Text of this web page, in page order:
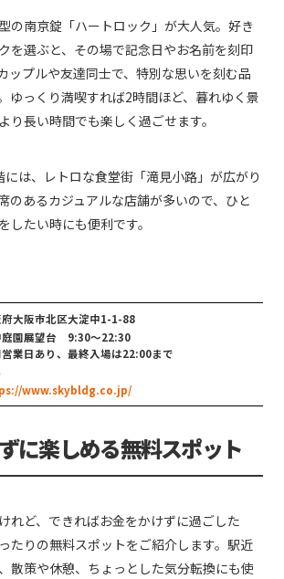
の南京錠「ハートロック」が大人気。好き
を選ぶと、その場で記念日やお名前を刻印
ップルや友達同士で、特別な思いを刻む品
ゆっくり満喫すれば2時間ほど、暮れゆく景
り長い時間でも楽しく過ごせます。
には、レトロな食堂街「滝見小路」が広がり
のあるカジュアルな店舗が多いので、ひと
したい時にも便利です。
大阪市北区大淀中1-1-88
庭園展望台 9:30～22:30
業日あり、最終入場は22:00まで
www.skybldg.co.jp/
に楽しめる無料スポット
れど、できればお金をかけずに過ごした
たりの無料スポットをご紹介します。駅近
散策や休憩、ちょっとした気分転換にも使